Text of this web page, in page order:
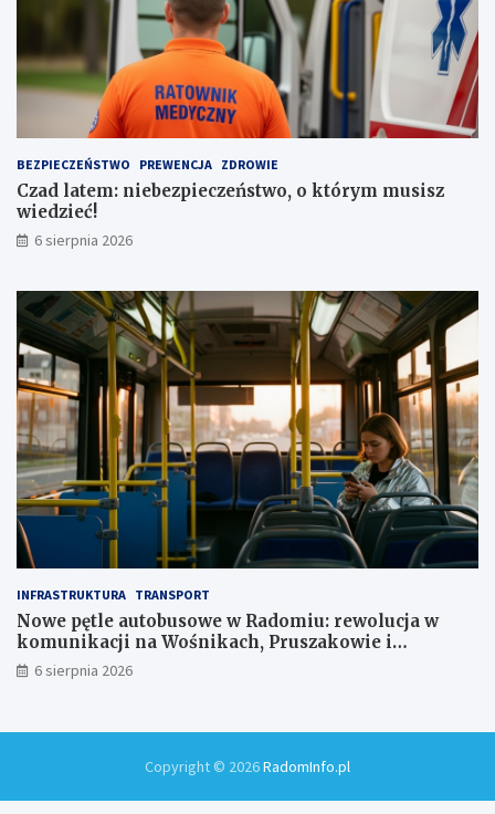
i
a
a
w
e
,
1
m
l
ł
BEZPIECZEŃSTWO PREWENCJA ZDROWIE
Czad latem: niebezpieczeństwo, o którym musisz
wiedzieć!
6 sierpnia 2026
INFRASTRUKTURA TRANSPORT
Nowe pętle autobusowe w Radomiu: rewolucja w
komunikacji na Wośnikach, Pruszakowie i
Zamłyniu
6 sierpnia 2026
Copyright © 2026RadomInfo.pl